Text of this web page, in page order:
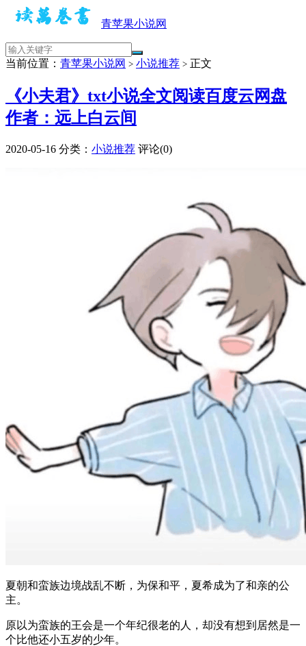
青苹果小说网
当前位置： 青苹果小说网 > 小说推荐 > 正文
《小夫君》txt小说全文阅读百度云网盘
作者：远上白云间
2020-05-16 分类： 小说推荐 评论(0)
​​夏朝和蛮族边境战乱不断，为保和平，夏希成为了和亲的公
主。
原以为蛮族的王会是一个年纪很老的人，却没有想到居然是一
个比他还小五岁的少年。